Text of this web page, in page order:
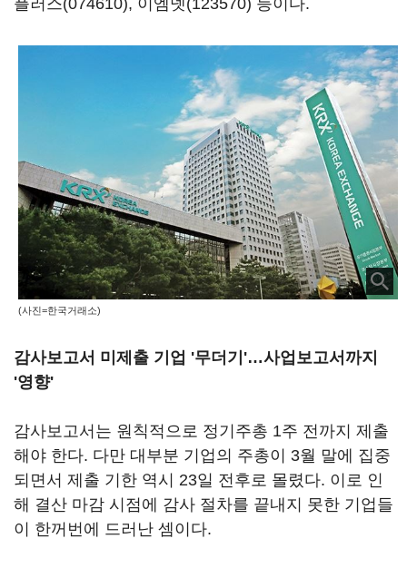
플러스(074610), 이엠넷(123570) 등이다.
(사진=한국거래소)
감사보고서 미제출 기업 '무더기'…사업보고서까지
'영향'
감사보고서는 원칙적으로 정기주총 1주 전까지 제출
해야 한다. 다만 대부분 기업의 주총이 3월 말에 집중
되면서 제출 기한 역시 23일 전후로 몰렸다. 이로 인
해 결산 마감 시점에 감사 절차를 끝내지 못한 기업들
이 한꺼번에 드러난 셈이다.